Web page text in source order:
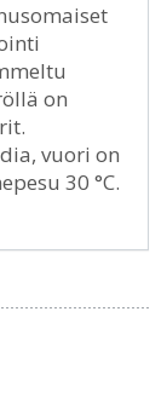
on
vuori on
30 °C.